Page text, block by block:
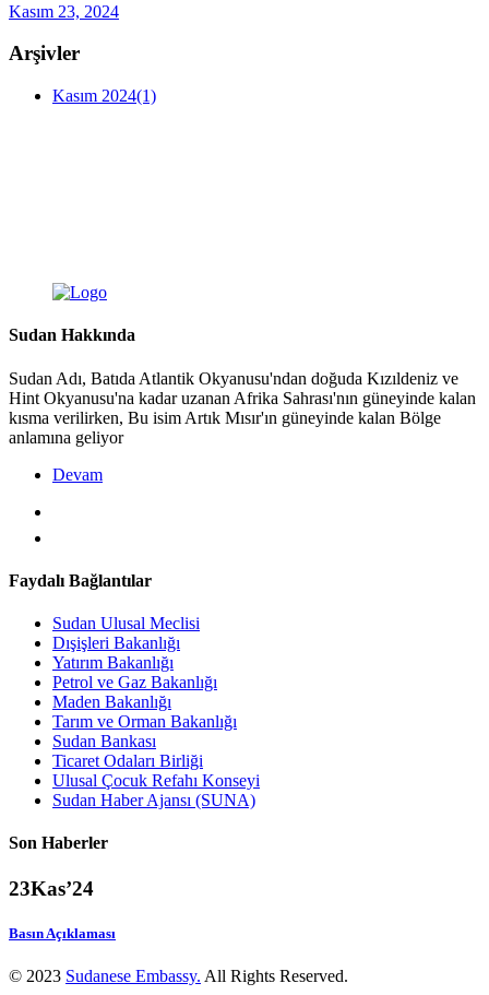
Kasım 23, 2024
Arşivler
Kasım 2024(1)
Sudan Hakkında
Sudan Adı, Batıda Atlantik Okyanusu'ndan doğuda Kızıldeniz ve
Hint Okyanusu'na kadar uzanan Afrika Sahrası'nın güneyinde kalan
kısma verilirken, Bu isim Artık Mısır'ın güneyinde kalan Bölge
anlamına geliyor
Devam
Faydalı Bağlantılar
Sudan Ulusal Meclisi
Dışişleri Bakanlığı
Yatırım Bakanlığı
Petrol ve Gaz Bakanlığı
Maden Bakanlığı
Tarım ve Orman Bakanlığı
Sudan Bankası
Ticaret Odaları Birliği
Ulusal Çocuk Refahı Konseyi
Sudan Haber Ajansı (SUNA)
Son Haberler
23Kas’24
Basın Açıklaması
© 2023 Sudanese Embassy. All Rights Reserved.